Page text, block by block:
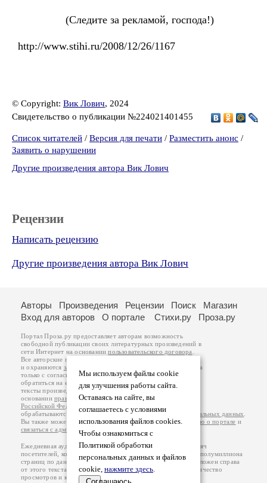
(Следите за рекламой, господа!)
http://www.stihi.ru/2008/12/26/1167
© Copyright: Вик Лович, 2024
Свидетельство о публикации №224021401455
Список читателей / Версия для печати / Разместить анонс /
Заявить о нарушении
Другие произведения автора Вик Лович
Рецензии
Написать рецензию
Другие произведения автора Вик Лович
Мы используем файлы cookie
для улучшения работы сайта.
Оставаясь на сайте, вы
соглашаетесь с условиями
использования файлов cookies.
Чтобы ознакомиться с
Политикой обработки
персональных данных и файлов
cookie, нажмите здесь.
Авторы Произведения Рецензии Поиск
Магазин
Вход для авторов
О портале Стихи.ру Проза.ру
Портал Проза.ру предоставляет авторам возможность
свободной публикации своих литературных произведений в
сети Интернет на основаниипользовательского договора
Все авторские права на произведения принадлежат авторам
и охраняются законом
. Перепечатка произведений возможна
только с согласия его автора, к которому вы можете
обратиться на его авторской странице. Ответственность за
тексты произведений авторы несут самостоятельно на
основанииправил публикацииизаконодательства
Российской Федерации
обрабатываются на основанииПолитики обработки персональных данных
Вы также можете посмотреть более подробнуюинформацию о портале и
связаться с администрацией
Ежедневная аудитория портала Проза.ру – порядка 100 тысяч
посетителей, которые в общей сумме просматривают более полумиллиона
страниц по данным счетчика посещаемости, который расположен справа
от этого текста. В каждой графе указано по две цифры: количество
просмотров и количество посетителей.